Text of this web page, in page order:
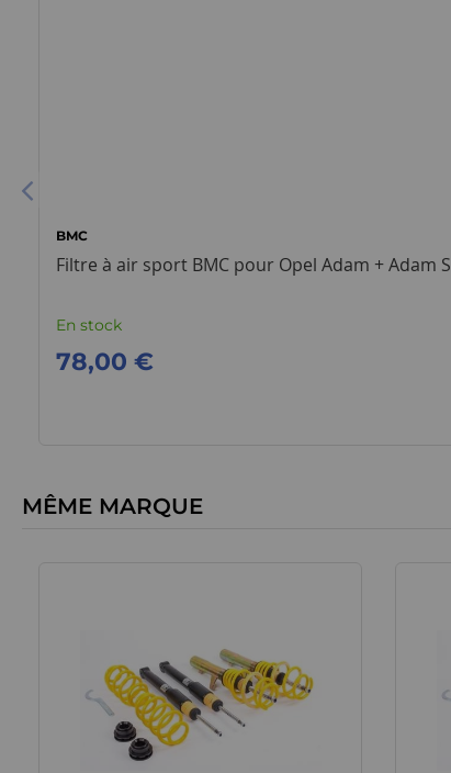
BMC
Filtre à air sport BMC pour Opel Adam + Adam S
En stock
78,00 €
MÊME MARQUE